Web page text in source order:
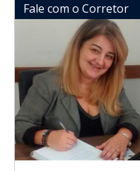
Fale com o Corretor